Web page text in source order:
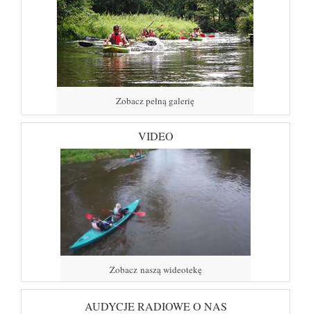
Zobacz pełną galerię
VIDEO
Zobacz naszą wideotekę
AUDYCJE RADIOWE O NAS